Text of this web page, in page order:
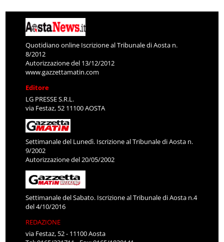
Quotidiano online Iscrizione al Tribunale di Aosta n.
8/2012
Autorizzazione del 13/12/2012
www.gazzettamatin.com
Editore
LG PRESSE S.R.L.
via Festaz, 52 11100 AOSTA
Settimanale del Lunedì. Iscrizione al Tribunale di Aosta n.
9/2002
Autorizzazione del 20/05/2002
Settimanale del Sabato. Iscrizione al Tribunale di Aosta n.4
del 4/10/2016
REDAZIONE
via Festaz, 52 - 11100 Aosta